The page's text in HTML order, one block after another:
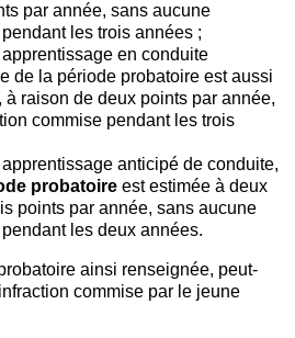
par année, sans aucune
les trois années ;
en conduite
de la période probatoire est aussi
à raison de deux points par année,
commise pendant les trois
anticipé de conduite,
probatoire est estimée à deux
points par année, sans aucune
les deux années.
ainsi renseignée, peut-
commise par le jeune